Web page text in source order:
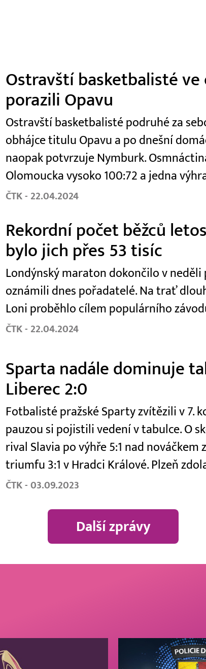
Ostravští basketbalisté
porazili Opavu
Ostravští basketbalisté podruhé za
obhájce titulu Opavu a po dnešní
naopak potvrzuje Nymburk.
Olomoucka vysoko 100:72 a jedna
ČTK - 22.04.2024
Rekordní počet běžců
bylo jich přes 53 tisíc
Londýnský maraton dokončilo v neděli
oznámili dnes pořadatelé. Na trať
Loni proběhlo cílem populárního
ČTK - 22.04.2024
Sparta nadále dominuje
Liberec 2:0
Fotbalisté pražské Sparty zvítězili v 7.
pauzou si pojistili vedení v tabulce. O
rival Slavia po výhře 5:1 nad
triumfu 3:1 v Hradci Králové. Plzeň
ČTK - 03.09.2023
Další zprávy